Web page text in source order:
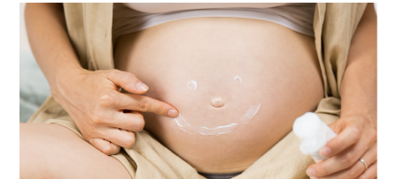
Tatuajes:
¿Son
compatibles?